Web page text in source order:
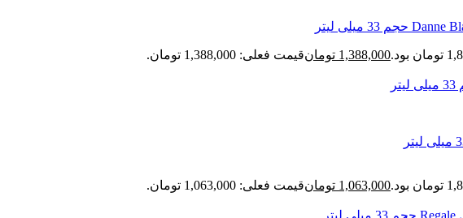
1,388,000 تومانقیمت فعلی: 1,388,000 تومان.
1,063,000 تومانقیمت فعلی: 1,063,000 تومان.